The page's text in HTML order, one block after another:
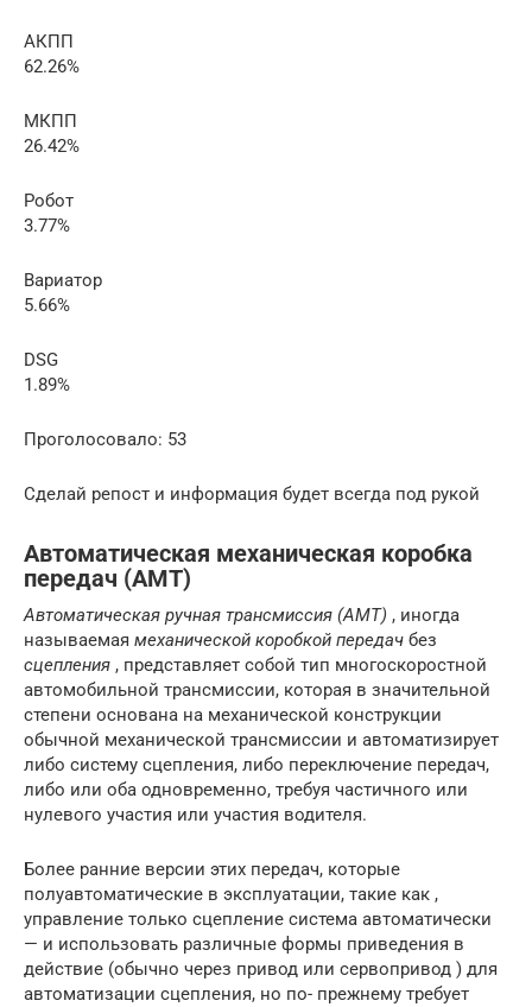
АКПП
62.26%
МКПП
26.42%
Робот
3.77%
Вариатор
5.66%
DSG
1.89%
Проголосовало: 53
Сделай репост и информация будет всегда под рукой
Автоматическая механическая коробка
передач (АМТ)
Автоматическая ручная трансмиссия (AMT) , иногда
называемая механической коробкой передач без
сцепления , представляет собой тип многоскоростной
автомобильной трансмиссии, которая в значительной
степени основана на механической конструкции
обычной механической трансмиссии и автоматизирует
либо систему сцепления, либо переключение передач,
либо или оба одновременно, требуя частичного или
нулевого участия или участия водителя.
Более ранние версии этих передач, которые
полуавтоматические в эксплуатации, такие как ,
управление только сцепление система автоматически
— и использовать различные формы приведения в
действие (обычно через привод или сервопривод ) для
автоматизации сцепления, но по- прежнему требует